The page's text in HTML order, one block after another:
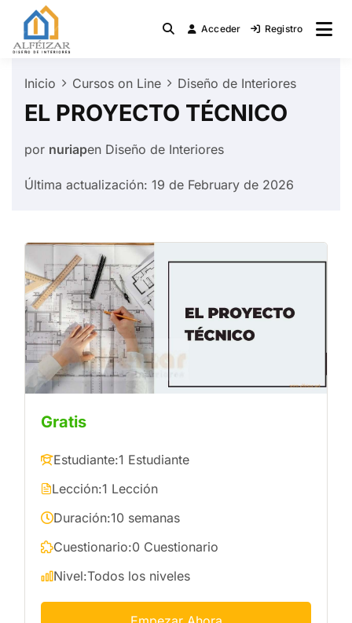
Saltar
contenido
Diseño de Interiores
Acceder Registro
Inicio Cursos on Line Diseño de Interiores
EL PROYECTO TÉCNICO
por nuriapen Diseño de Interiores
Última actualización: 19 de February de 2026
Gratis
Estudiante:1 Estudiante
Lección:1 Lección
Duración:10 semanas
Cuestionario:0 Cuestionario
Nivel:Todos los niveles